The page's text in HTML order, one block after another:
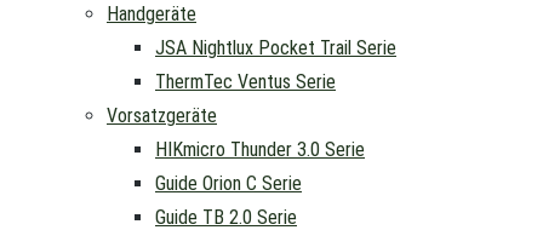
Handgeräte
JSA Nightlux Pocket Trail Serie
ThermTec Ventus Serie
Vorsatzgeräte
HIKmicro Thunder 3.0 Serie
Guide Orion C Serie
Guide TB 2.0 Serie